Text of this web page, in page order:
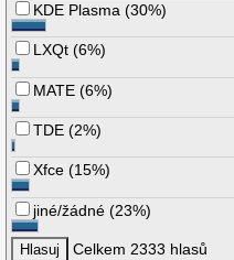
KDE Plasma (30%)
LXQt (6%)
MATE (6%)
TDE (2%)
Xfce (15%)
jiné/žádné (23%)
Celkem 2333 hlasů